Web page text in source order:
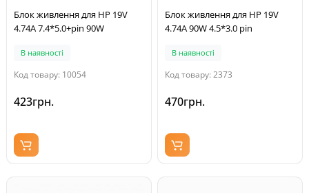
Блок живлення для HP 19V
4.74A 7.4*5.0+pin 90W
В наявності
Код товару: 10054
423грн.
Блок живлення для HP 19V
4.74A 90W 4.5*3.0 pin
В наявності
Код товару: 2373
470грн.